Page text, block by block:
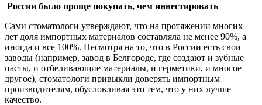
России было проще покупать, чем инвестировать
Сами стоматологи утверждают, что на протяжении многих
лет доля импортных материалов составляла не менее 90%, а
иногда и все 100%. Несмотря на то, что в России есть свои
заводы (например, завод в Белгороде, где создают и зубные
пасты, и отбеливающие материалы, и герметики, и многое
другое), стоматологи привыкли доверять импортным
производителям, обусловливая это тем, что у них лучше
качество.